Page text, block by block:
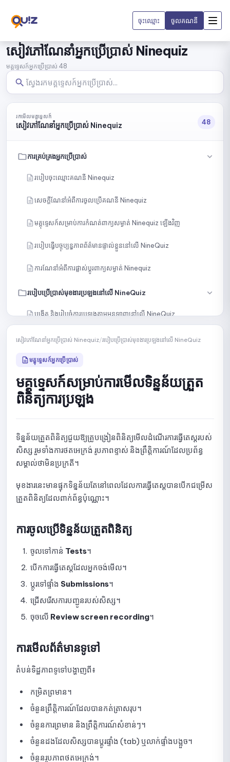
ចុះឈ្មោះ ចូលគណនី
សៀវភៅណែនាំអ្នកប្រើប្រាស់ Ninequiz
មគ្គុទ្ទេសក៍អ្នកប្រើប្រាស់ 48
រកមើលមគ្គុទ្ទេសក៍
សៀវភៅណែនាំអ្នកប្រើប្រាស់ Ninequiz 48
ការគ្រប់គ្រងអ្នកប្រើប្រាស់
របៀបចុះឈ្មោះគណនី Ninequiz
សេចក្ដីណែនាំអំពីការចូលប្រើគណនី Ninequiz
មគ្គុទ្ទេសក៍សម្រាប់ការកំណត់ពាក្យសម្ងាត់ Ninequiz ឡើងវិញ
របៀបធ្វើបច្ចុប្បន្នភាពព័ត៌មានផ្ទាល់ខ្លួននៅលើ NineQuiz
ការណែនាំអំពីការផ្លាស់ប្តូរពាក្យសម្ងាត់ Ninequiz
របៀបប្រើប្រាស់មុខងារប្រឡងនៅលើ NineQuiz
បង្កើត និងរៀបចំការប្រឡងតាមអនឡាញនៅលើ NineQuiz
បង្កើតសំណួរដោយដៃ
នាំចូលសំណួរតាមរយៈខ្លឹមសារ ឬឯកសារ
បង្កើតសំណួរជាមួយ AI
ជ្រើសរើសសំណួរជាក់លាក់ពីបណ្ណាល័យ
សេចក្តីណែនាំអំពីការបែងចែកវិញ្ញាសាជាច្រើនផ្នែក
សេចក្តីណែនាំអំពីការប្រើប្រាស់ប្រភេទសំណួរនៅក្នុងការប្រឡង
សេចក្តីណែនាំអំពីការកំណត់សុវត្ថិភាព និងការត្រួតពិនិត្យសម្រាប់ការប្រឡង
តាមអនឡាញ
ការណែនាំអំពីការកំណត់ជម្រើសបង្ហាញ
សេចក្តីណែនាំអំពីការដកការផ្សព្វផ្សាយ ការកែសម្រួល និងការផ្សព្វផ្សាយ
របៀបមើលបញ្ជីការដាក់បញ្ជូន
សេចក្តីណែនាំអំពីការមើលព័ត៌មានលម្អិតនៃការដាក់ចម្លើយ និងការបញ្ជាក់ពិន្ទុ
មគ្គុទ្ទេសក៍សម្រាប់ការមើលទិន្នន័យត្រួតពិនិត្យការប្រឡង
សេចក្តីណែនាំអំពីការមើលស្ថិតិនៃការប្រឡង
មគ្គុទ្ទេសក៍សម្រាប់ការលុបការប្រឡង
សៀវភៅណែនាំអ្នកប្រើប្រាស់ Ninequiz/របៀបប្រើប្រាស់មុខងារប្រឡងនៅលើ NineQuiz
មគ្គុទ្ទេសក៍អ្នកប្រើប្រាស់
មគ្គុទ្ទេសក៍សម្រាប់ការមើលទិន្នន័យត្រួត
ពិនិត្យការប្រឡង
ទិន្នន័យត្រួតពិនិត្យជួយឱ្យគ្រូបង្រៀនពិនិត្យមើលដំណើរការធ្វើតេស្តរបស់
សិស្ស រួមទាំងការថតអេក្រង់ រូបភាពខ្ទាស់ និងព្រឹត្តិការណ៍ដែលប្រព័ន្ធ
សម្គាល់ថាមិនប្រក្រតី។
មុខងារនេះមានផ្ទុកទិន្នន័យតែនៅពេលដែលការធ្វើតេស្តបានបើកជម្រើស
ត្រួតពិនិត្យដែលពាក់ព័ន្ធប៉ុណ្ណោះ។
ការចូលប្រើទិន្នន័យត្រួតពិនិត្យ
ចូលទៅកាន់ Tests។
បើកការធ្វើតេស្តដែលអ្នកចង់មើល។
ប្តូរទៅផ្ទាំង Submissions។
ជ្រើសរើសការបញ្ជូនរបស់សិស្ស។
ចុចលើ Review screen recording។
ការមើលព័ត៌មានទូទៅ
តំបន់ទិដ្ឋភាពទូទៅបង្ហាញពី៖
កម្រិតព្រមាន។
ចំនួនព្រឹត្តិការណ៍ដែលបានកត់ត្រាសរុប។
ចំនួនការព្រមាន និងព្រឹត្តិការណ៍សំខាន់ៗ។
ចំនួនដងដែលសិស្សបានប្តូរផ្ទាំង (tab) ឬលាក់ផ្ទាំងបង្អួច។
ចំនួនរូបភាពថតអេក្រង់។